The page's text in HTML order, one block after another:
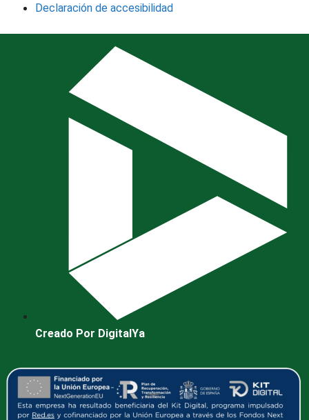
Declaración de accesibilidad
Creado Por DigitalYa